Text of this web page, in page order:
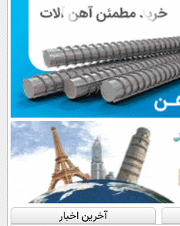
آخرین اخبار